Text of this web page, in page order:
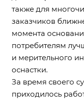
также для
заказчиков
момента
потребителям
и мерительного
оснастки.
За время своего
приходилось